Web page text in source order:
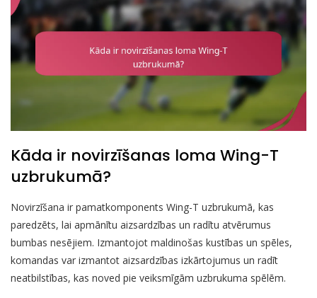
Kāda ir novirzīšanas loma Wing-T
uzbrukumā?
Novirzīšana ir pamatkomponents Wing-T uzbrukumā, kas
paredzēts, lai apmānītu aizsardzības un radītu atvērumus
bumbas nesējiem. Izmantojot maldinošas kustības un spēles,
komandas var izmantot aizsardzības izkārtojumus un radīt
neatbilstības, kas noved pie veiksmīgām uzbrukuma spēlēm.